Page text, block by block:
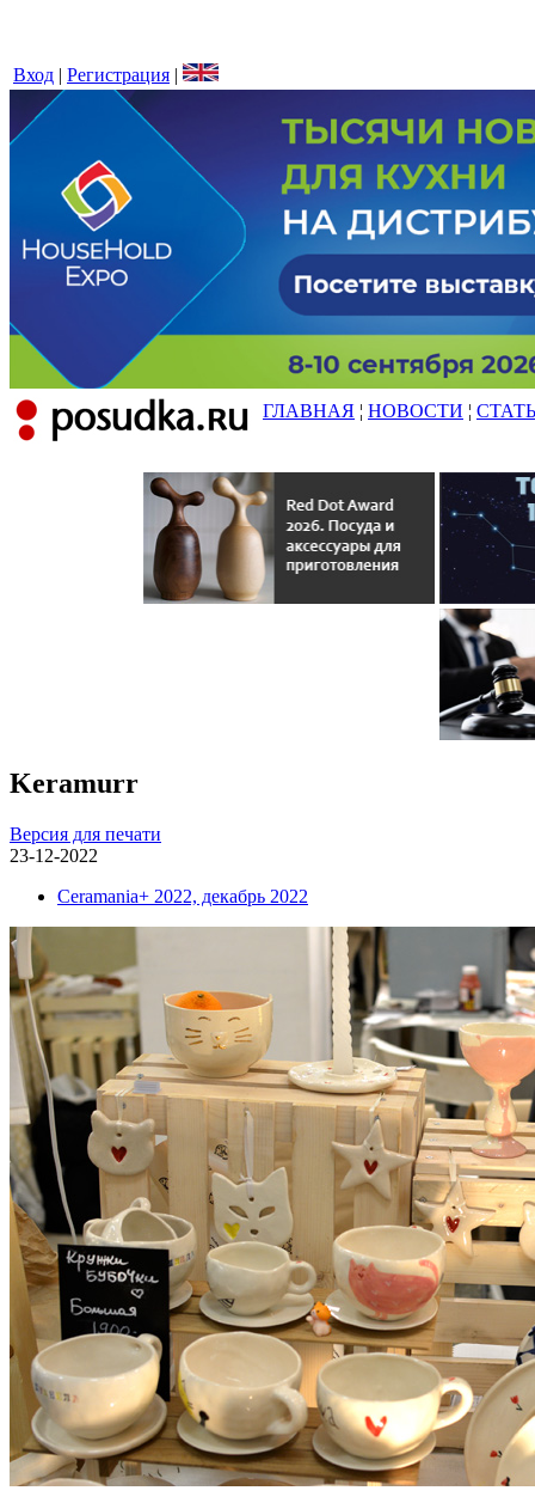
Вход | Регистрация |
ГЛАВНАЯ ¦ НОВОСТИ ¦
Keramurr
Версия для печати
23-12-2022
Ceramania+ 2022, декабрь 2022